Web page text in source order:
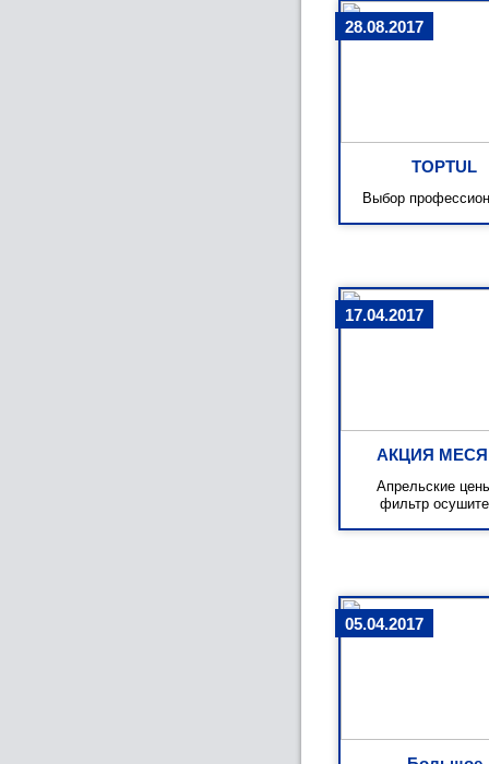
28.08.2017
TOPTUL
Выбор
17.04.2017
АКЦИЯ
Апрельские
фильтр
05.04.2017